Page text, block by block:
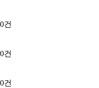
건
건
건